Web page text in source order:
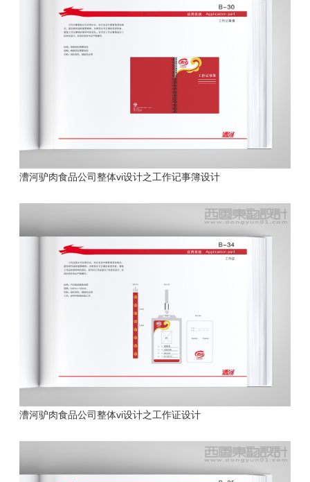
漕河驴肉食品公司整体vi设计之工作记事簿设计
漕河驴肉食品公司整体vi设计之工作证设计